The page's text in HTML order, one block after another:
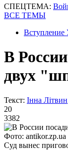
СПЕЦТЕМА:
ВСЕ ТЕМЫ
В
двух
Текст: Інна Літвин
20
3382
Фото: antikor.zp.ua
Суд вынес